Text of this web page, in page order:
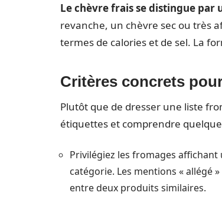
Le chèvre frais se distingue
revanche, un chèvre sec ou très
termes de calories et de sel. La
Critères concrets
Plutôt que de dresser une liste
étiquettes et comprendre
Privilégiez les fromages
catégorie. Les mentions « allégé
entre deux produits similaires.